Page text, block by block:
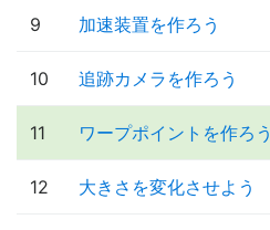
9 加速装置を作ろう
10 追跡カメラを作ろう
11 ワープポイントを作ろう
12 大きさを変化させよう